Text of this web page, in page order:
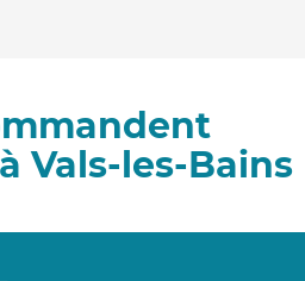
Vals-les-Bains